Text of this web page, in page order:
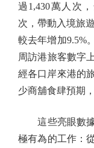
過1,430萬人次
次，帶動入境旅
較去年增加9.5%
周訪港旅客數字
經各口岸來港的
少商舖食肆預期
這些亮眼數據
極有為的工作：